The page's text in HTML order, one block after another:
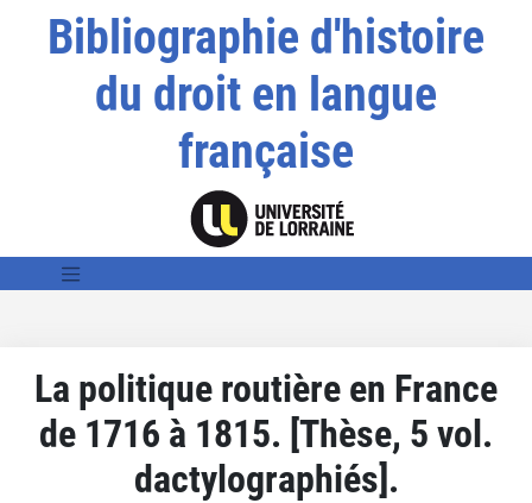
Bibliographie d'histoire
du droit en langue
française
La politique routière en France
de 1716 à 1815. [Thèse, 5 vol.
dactylographiés].